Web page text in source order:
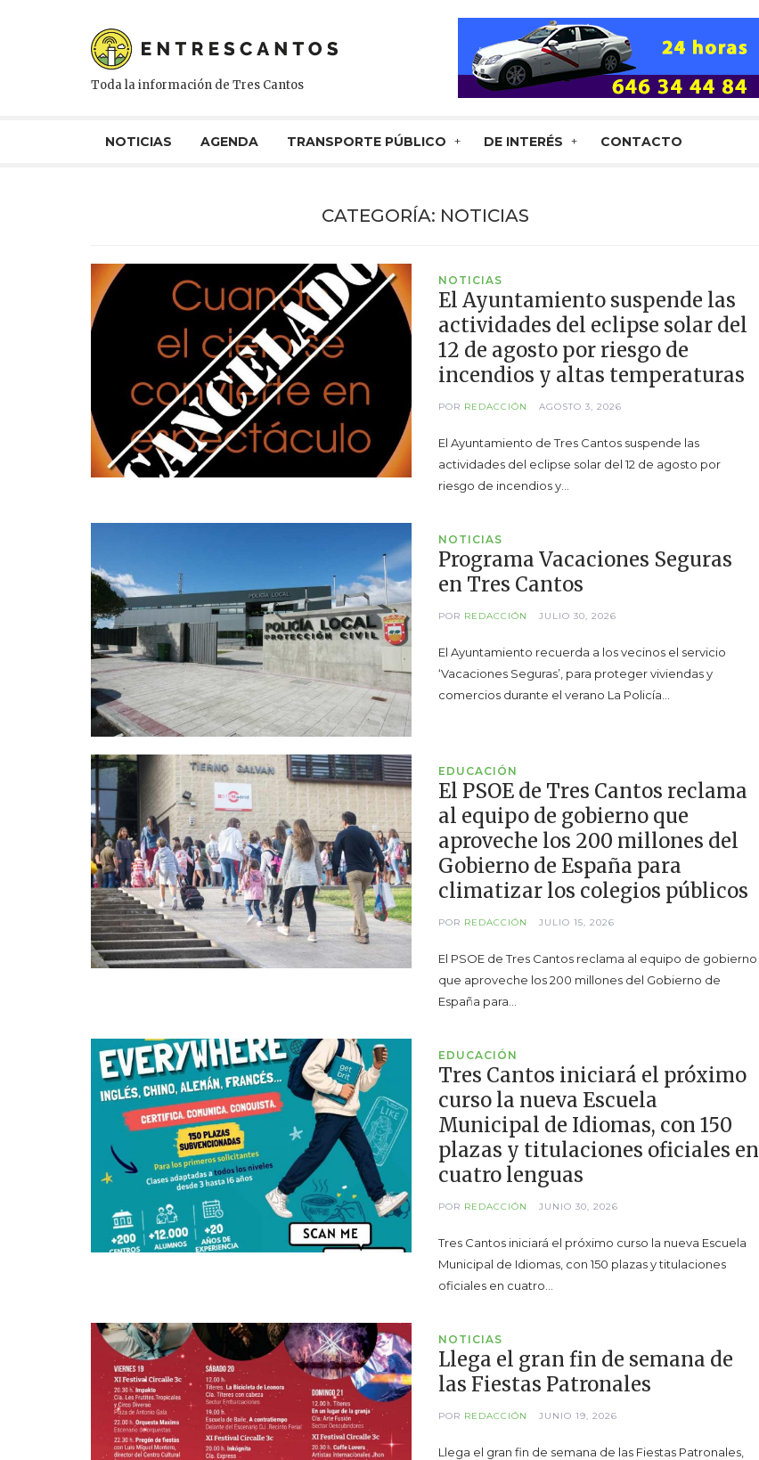
Toda la información de Tres Cantos
NOTICIAS AGENDA TRANSPORTE PÚBLICO DE INTERÉS CONTACTO
CATEGORÍA: NOTICIAS
NOTICIAS
El Ayuntamiento suspende las
actividades del eclipse solar del
12 de agosto por riesgo de
incendios y altas temperaturas
POR REDACCIÓN AGOSTO 3, 2026
El Ayuntamiento de Tres Cantos suspende las
actividades del eclipse solar del 12 de agosto por
riesgo de incendios y…
NOTICIAS
Programa Vacaciones Seguras
en Tres Cantos
POR REDACCIÓN JULIO 30, 2026
El Ayuntamiento recuerda a los vecinos el servicio
‘Vacaciones Seguras’, para proteger viviendas y
comercios durante el verano La Policía…
EDUCACIÓN
El PSOE de Tres Cantos reclama
al equipo de gobierno que
aproveche los 200 millones del
Gobierno de España para
climatizar los colegios públicos
POR REDACCIÓN JULIO 15, 2026
El PSOE de Tres Cantos reclama al equipo de gobierno
que aproveche los 200 millones del Gobierno de
España para…
EDUCACIÓN
Tres Cantos iniciará el próximo
curso la nueva Escuela
Municipal de Idiomas, con 150
plazas y titulaciones oficiales en
cuatro lenguas
POR REDACCIÓN JUNIO 30, 2026
Tres Cantos iniciará el próximo curso la nueva Escuela
Municipal de Idiomas, con 150 plazas y titulaciones
oficiales en cuatro…
NOTICIAS
Llega el gran fin de semana de
las Fiestas Patronales
POR REDACCIÓN JUNIO 19, 2026
Llega el gran fin de semana de las Fiestas Patronales,